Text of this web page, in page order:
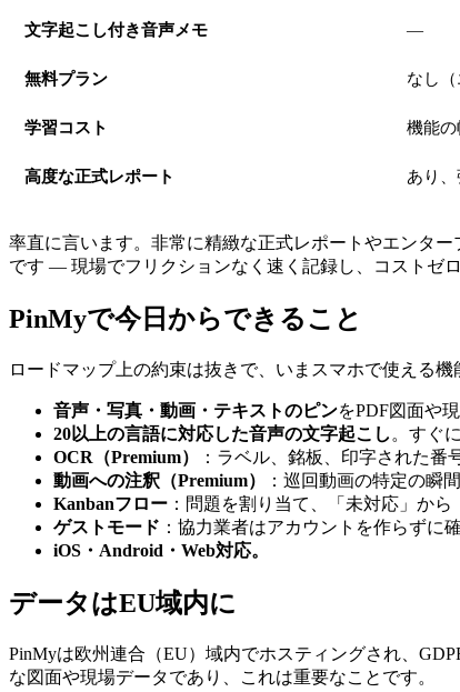
文字起こし付き音声メモ —
無料プラン なし（
学習コスト 機能
高度な正式レポート あり
率直に言います。非常に精緻な正式レポートやエンタ
です ― 現場でフリクションなく速く記録し、コストゼロ
PinMyで今日からできること
ロードマップ上の約束は抜きで、いまスマホで使える機
音声・写真・動画・テキストのピンをPDF図面や
20以上の言語に対応した音声の文字起こし 。すぐ
OCR（Premium）
：ラベル、銘板、印字された番
動画への注釈（Premium）
：巡回動画の特定の瞬
Kanbanフロー ：問題を割り当て、「未対応」か
ゲストモード ：協力業者はアカウントを作らずに
iOS・Android・Web対応。
データはEU域内に
PinMyは欧州連合（EU）域内でホスティングされ、
な図面や現場データであり、これは重要なことです。